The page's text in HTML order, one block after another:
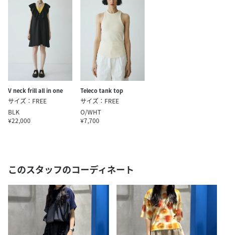
V neck frill all in one
サイズ：FREE
BLK
¥22,000
Teleco tank top
サイズ：FREE
O/WHT
¥7,700
このスタッフのコーディネート